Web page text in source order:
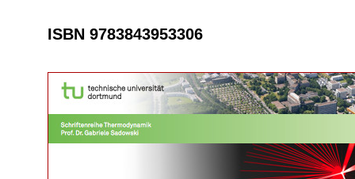
ISBN 9783843953306